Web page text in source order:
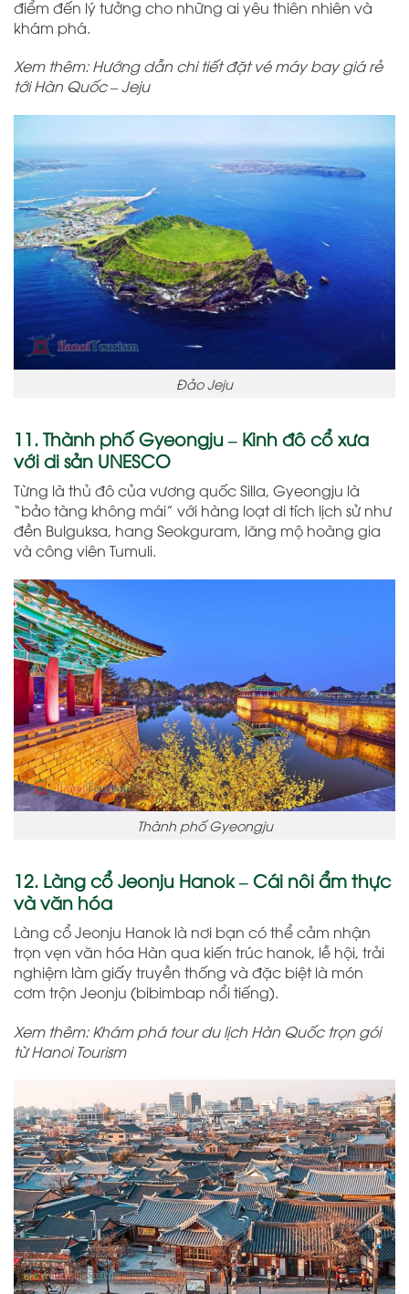
điểm đến lý tưởng cho những ai yêu thiên nhiên và
khám phá.
Xem thêm: Hướng dẫn chi tiết đặt vé máy bay giá rẻ
tới Hàn Quốc – Jeju
Đảo Jeju
11. Thành phố Gyeongju – Kinh đô cổ xưa
với di sản UNESCO
Từng là thủ đô của vương quốc Silla, Gyeongju là
“bảo tàng không mái” với hàng loạt di tích lịch sử như
đền Bulguksa, hang Seokguram, lăng mộ hoàng gia
và công viên Tumuli.
Thành phố Gyeongju
12. Làng cổ Jeonju Hanok – Cái nôi ẩm thực
và văn hóa
Làng cổ Jeonju Hanok là nơi bạn có thể cảm nhận
trọn vẹn văn hóa Hàn qua kiến trúc hanok, lễ hội, trải
nghiệm làm giấy truyền thống và đặc biệt là món
cơm trộn Jeonju (bibimbap nổi tiếng).
Xem thêm: Khám phá tour du lịch Hàn Quốc trọn gói
từ Hanoi Tourism